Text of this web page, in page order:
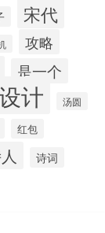
宋代
攻略
是一个
计 汤圆
红包
诗词